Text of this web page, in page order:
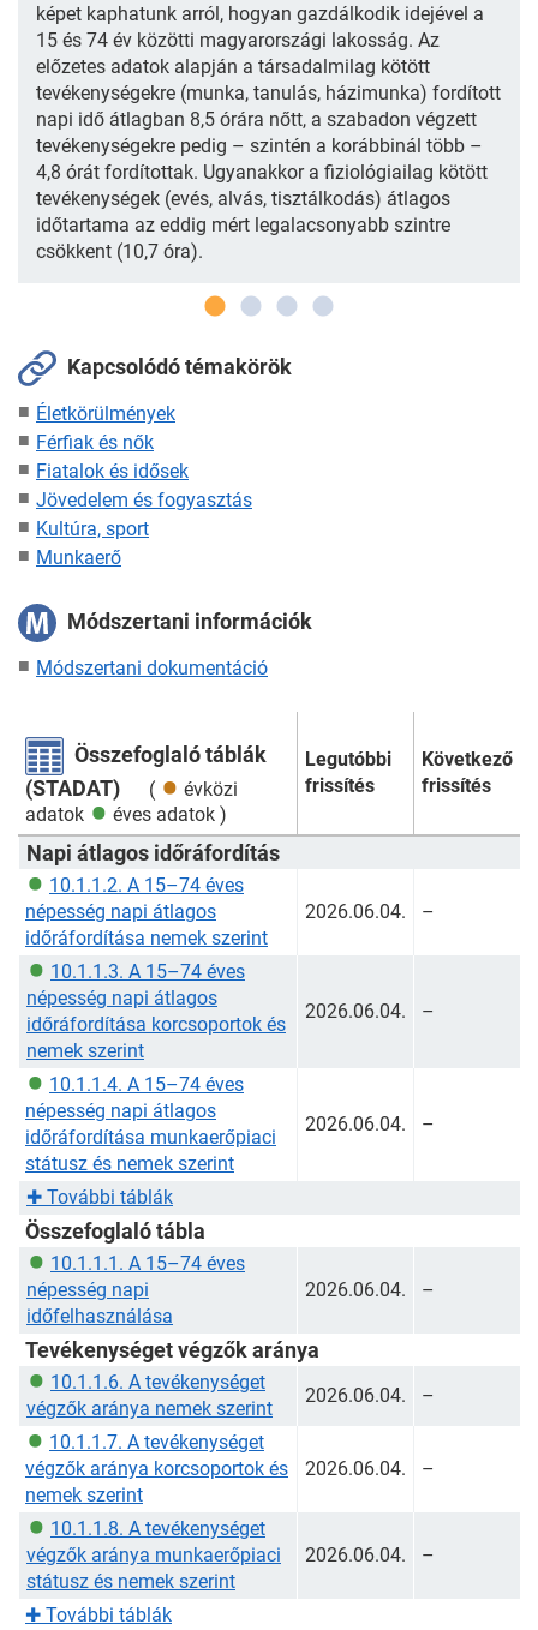
képet kaphatunk arról, hogyan gazdálkodik idejével a
15 és 74 év közötti magyarországi lakosság. Az
előzetes adatok alapján a társadalmilag kötött
tevékenységekre (munka, tanulás, házimunka) fordított
napi idő átlagban 8,5 órára nőtt, a szabadon végzett
tevékenységekre pedig – szintén a korábbinál több –
4,8 órát fordítottak. Ugyanakkor a fiziológiailag kötött
tevékenységek (evés, alvás, tisztálkodás) átlagos
időtartama az eddig mért legalacsonyabb szintre
csökkent (10,7 óra).
Kapcsolódó témakörök
Életkörülmények
Férfiak és nők
Fiatalok és idősek
Jövedelem és fogyasztás
Kultúra, sport
Munkaerő
Módszertani információk
Módszertani dokumentáció
Összefoglaló táblák
(STADAT)
(
évközi
adatok
éves adatok )
Legutóbbi
frissítés
Következő
frissítés
Napi átlagos időráfordítás
10.1.1.2. A 15–74 éves
népesség napi átlagos
időráfordítása nemek szerint
2026.06.04. –
10.1.1.3. A 15–74 éves
népesség napi átlagos
időráfordítása korcsoportok és
nemek szerint
2026.06.04. –
10.1.1.4. A 15–74 éves
népesség napi átlagos
időráfordítása munkaerőpiaci
státusz és nemek szerint
2026.06.04. –
✚ További táblák
Összefoglaló tábla
10.1.1.1. A 15–74 éves
népesség napi
időfelhasználása
2026.06.04. –
Tevékenységet végzők aránya
10.1.1.6. A tevékenységet
végzők aránya nemek szerint
2026.06.04. –
10.1.1.7. A tevékenységet
végzők aránya korcsoportok és
nemek szerint
2026.06.04. –
10.1.1.8. A tevékenységet
végzők aránya munkaerőpiaci
státusz és nemek szerint
2026.06.04. –
✚ További táblák